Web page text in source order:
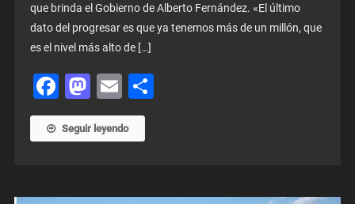
que brinda el Gobierno de Alberto Fernández. «El último
dato del progresar es que ya tenemos más de un millón, que
es el nivel más alto de […]
Facebook
Mastodon
EmailShare
Seguir leyendo